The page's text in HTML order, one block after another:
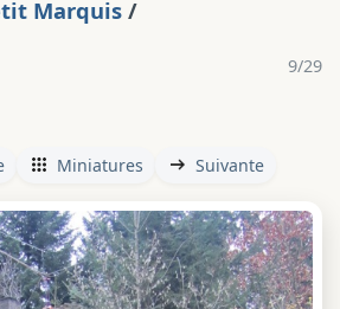
Marquis /
9/29
Miniatures Suivante